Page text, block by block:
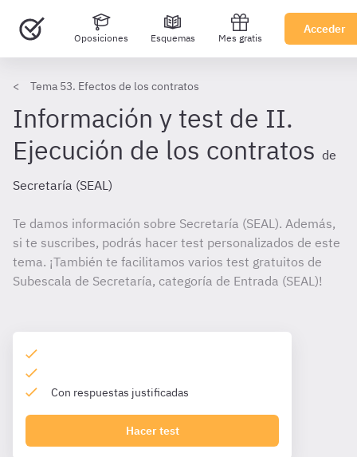
Oposiciones Esquemas Mes gratis
Acceder
Tema 53. Efectos de los contratos
Información y test de II.
Ejecución de los contratos de
Secretaría (SEAL)
Te damos información sobre Secretaría (SEAL). Además,
si te suscribes, podrás hacer test personalizados de este
tema. ¡También te facilitamos varios test gratuitos de
Subescala de Secretaría, categoría de Entrada (SEAL)!
Con respuestas justificadas
Hacer test